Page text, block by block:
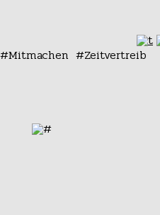
Mitmachen Zeitvertreib